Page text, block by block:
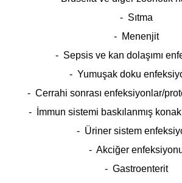
- Sıtma
- Menenjit
- Sepsis ve kan dolaşımı
- Yumuşak doku
- Cerrahi sonrası enfeksiyonlar/
- İmmun sistemi baskılanmış
- Üriner sistem
- Akciğer
- Gastroenterit